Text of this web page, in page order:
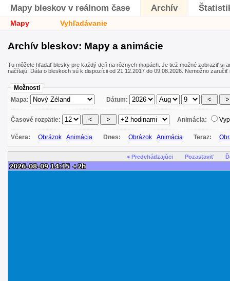
Mapy bleskov v reálnom čase Archív
Mapy Vyhľadávanie
Archív bleskov: Mapy a animácie
Tu môžete hľadať blesky pre každý deň na rôznych mapách. Je tiež možné zobraziť si
načítajú. Dáta o bleskoch sú k dispozícii od 21.12.2017 do 09.08.2026. Nemožno zaručiť
Možnosti
Mapa:
Dátum:
Časové rozpätie: Animácia:
Včera: Obrázok Animácia Dnes: Obrázok Animácia Teraz:
< Predchádzajúci Pozastaviť